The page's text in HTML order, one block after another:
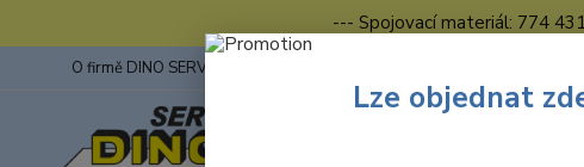
--- Spojovací materiál: 774
O firmě DINO SERVIS s.r.o.
Lze objednat